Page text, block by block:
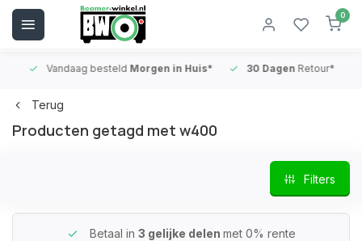
0
Vandaag besteldMorgen in Huis* 30 DagenRetour*
Terug
Producten getagd met w400
Filters
Betaal in 3 gelijke delen met 0% rente